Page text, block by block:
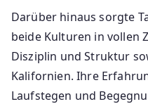
Darüber hinaus sorgte
beide Kulturen in vollen
Disziplin und Struktur
Kalifornien. Ihre
Laufstegen und